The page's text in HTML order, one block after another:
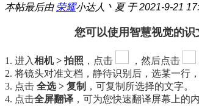
本帖最后由 荣耀小达人丶夏 于 2021-9-21
您可以使用智慧视觉的识
1. 进入相机 > 拍照 ，点击 ，然后点击
2. 将镜头对准文档，静待识别后，选某一行
3. 点击 全选 > 复制 ，可复制所选择的文字。
4. 点击全屏翻译 ，可为您快速翻译屏幕上的内